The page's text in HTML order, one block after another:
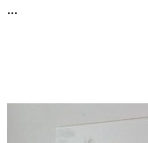
...